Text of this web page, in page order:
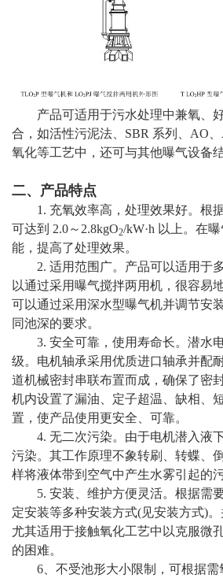
产品可适用于污水处理中兼氧、
合，如活性污泥法、SBR 系列、AO
氧化等工艺中，还可与其他曝气设备
二、产品特点
1. 充氧效率高，处理效果好。根
可达到 2.0～2.8kgO2/kW·h 以上。在
能，提高了处理效果。
2. 适用范围广。产品可以适用于
以通过采用曝气搅拌两用机，很容易
可以通过采用深水型曝气机并调节安
同池深的要求。
3. 安全可靠，使用寿命长。潜水
级。电机轴承采用优质进口轴承并配
道机械密封串联布置而成，确保了密
机内设置了漏油、定子超温、缺相、
置，使产品使用更安全、可靠。
4. 无二次污染。由于电机潜入液
污染。其工作原理不象转刷、转蝶、
样将液体带到空气中产生水雾引起的污
5. 安装、维护方便灵活。根据需
定安装等多种安装方式(见安装方式)。
尤其适用于接触氧化工艺中以克服微
的困难。
6、不受池形大小限制，可根据